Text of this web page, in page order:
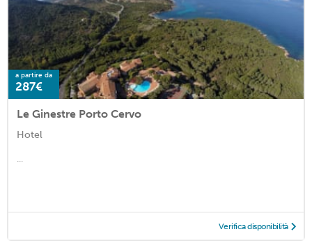
a partire da
287€
Le Ginestre Porto Cervo
Hotel
...
Verifica disponibilità